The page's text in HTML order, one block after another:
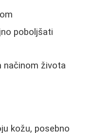
poboljšati
načinom života
kožu, posebno